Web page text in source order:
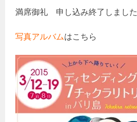
満席御礼 申し込み終了しました
写真アルバムはこちら